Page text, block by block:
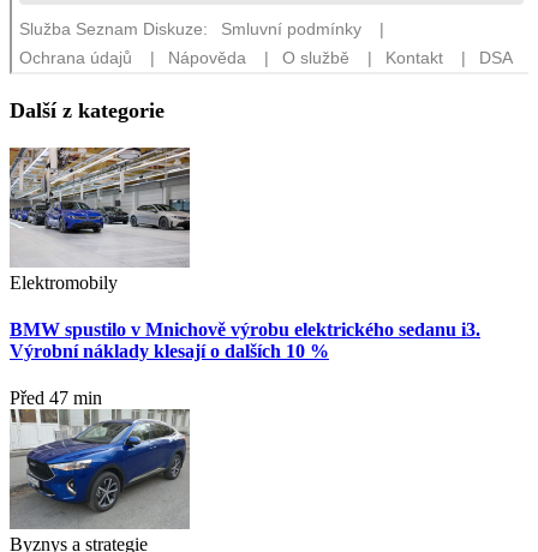
Další z kategorie
Elektromobily
BMW spustilo v Mnichově výrobu elektrického sedanu i3.
Výrobní náklady klesají o dalších 10 %
Před 47 min
Byznys a strategie